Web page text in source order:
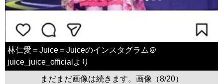
林仁愛＝Juice＝Juiceのインスタグラム＠
juice_juice_officialより
まだまだ画像は続きます。画像（8/20）